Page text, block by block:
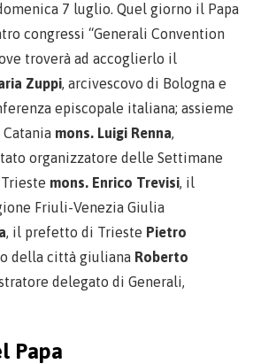
7 luglio. Quel giorno il Papa
congressi “Generali Convention
troverà ad accoglierlo il
Zuppi, arcivescovo di Bologna e
episcopale italiana; assieme
mons. Luigi Renna,
organizzatore delle Settimane
mons. Enrico Trevisi, il
Friuli-Venezia Giulia
, il prefetto di Trieste Pietro
della città giuliana Roberto
delegato di Generali,
Papa